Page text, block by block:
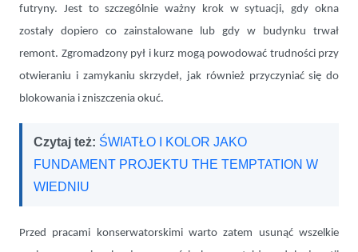
futryny. Jest to szczególnie ważny krok w sytuacji, gdy okna
zostały dopiero co zainstalowane lub gdy w budynku trwał
remont. Zgromadzony pył i kurz mogą powodować trudności przy
otwieraniu i zamykaniu skrzydeł, jak również przyczyniać się do
blokowania i zniszczenia okuć.
Czytaj też: ŚWIATŁO I KOLOR JAKO
FUNDAMENT PROJEKTU THE TEMPTATION W
WIEDNIU
Przed pracami konserwatorskimi warto zatem usunąć wszelkie